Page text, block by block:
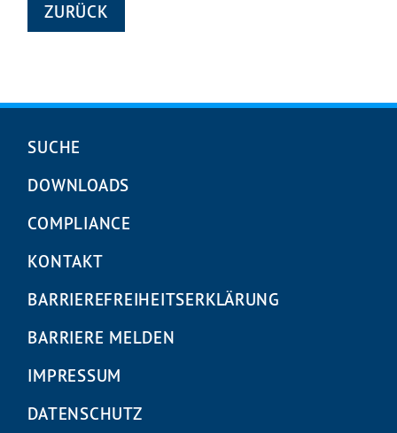
ZURÜCK
Navigation
SUCHE
DOWNLOADS
COMPLIANCE
KONTAKT
BARRIEREFREIHEITS­ERKLÄRUNG
BARRIERE MELDEN
IMPRESSUM
DATENSCHUTZ